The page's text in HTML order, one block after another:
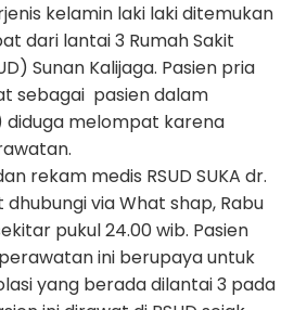
kelamin laki laki ditemukan
dari lantai 3 Rumah Sakit
Sunan Kalijaga. Pasien pria
sebagai pasien dalam
diduga melompat karena
rekam medis RSUD SUKA dr.
via What shap, Rabu
pukul 24.00 wib. Pasien
ini berupaya untuk
yang berada dilantai 3 pada